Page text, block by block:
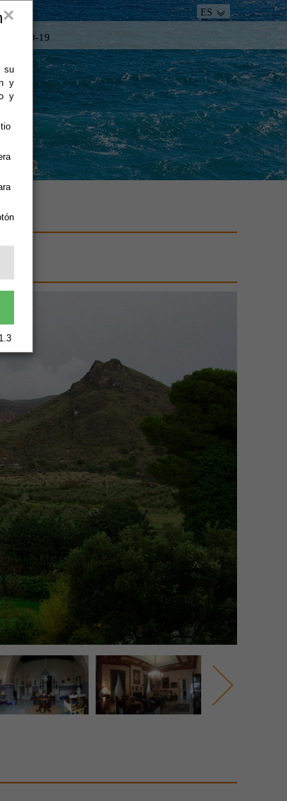
×
su
y
y
ES
COVID-19